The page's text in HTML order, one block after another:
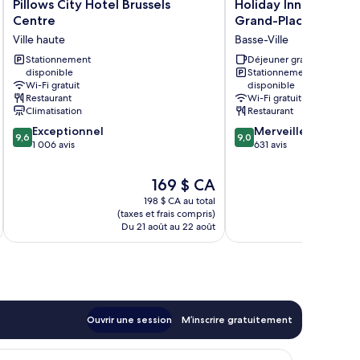
City
Brussels
Centre
Ville
haute
Pillows City Hotel Brussels
Centre
Ville haute
Stationnement
disponible
Wi-Fi gratuit
Restaurant
Climatisation
9.6
sur
9,6 Exceptionnel
1 006 avis
Le
prix
est
de
169 $ CA
169 $ CA
198 $ CA au total
(taxes et frais compris)
Du 21 août au 22 août
Inn
Brussels
-
Grand-
Place
by
IHG
Basse-
Ville
Holiday Inn Express
Grand-Place by IHG
Basse-Ville
Déjeuner gratuit
Stationnement
disponible
Wi-Fi gratuit
Restaurant
9.0
sur
9,0 Merveilleux
631 avis
Ouvrir une session M’inscrire gratuitement